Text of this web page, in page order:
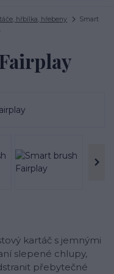
hřbílka, hřebeny
Smart
kartáč s jemnými
slepené chlupy,
přebytečné